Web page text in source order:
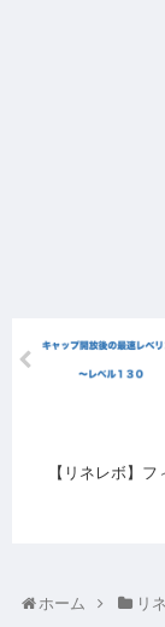
【リネレボ】
ホーム リ